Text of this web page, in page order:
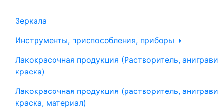
Зеркала
Инструменты, приспособления, приборы
Лакокрасочная продукция (Растворитель,
краска)
Лакокрасочная продукция (растворитель,
краска, материал)